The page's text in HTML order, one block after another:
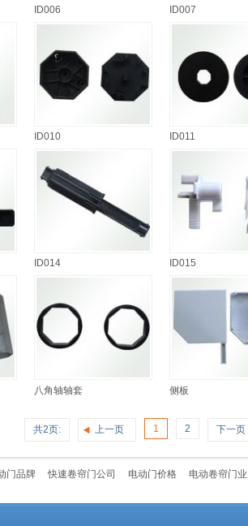
ID006 ID007
ID010 ID011
ID014 ID015
八角轴轴套 侧板
共2页: 上一页 1 2 下一页
门品牌 快速卷帘门公司 电动门价格 电动卷帘门业